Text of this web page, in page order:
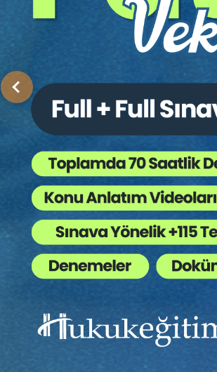
Önceki
konferansının video kaydıdır.
Hukuk Eğitim